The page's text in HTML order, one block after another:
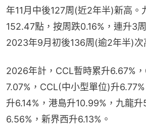
年11月中後127周(近2年半)新高。
152.47點，按周跌0.16%，連升3
2023年9月初後136周(逾2年半)次
2026年計，CCL暫時累升6.67%
7.07%，CCL(中小型單位)升
升6.14%，港島升10.99%，九龍
6.56%，新界西升6.13%。